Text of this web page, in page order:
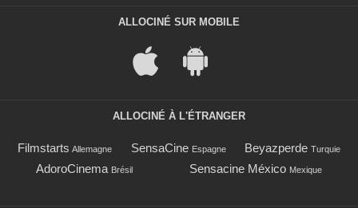
ALLOCINÉ SUR MOBILE
ALLOCINÉ À L'ÉTRANGER
Filmstarts Allemagne SensaCine Espagne Beyazperde Turquie
AdoroCinema Brésil Sensacine México Mexique